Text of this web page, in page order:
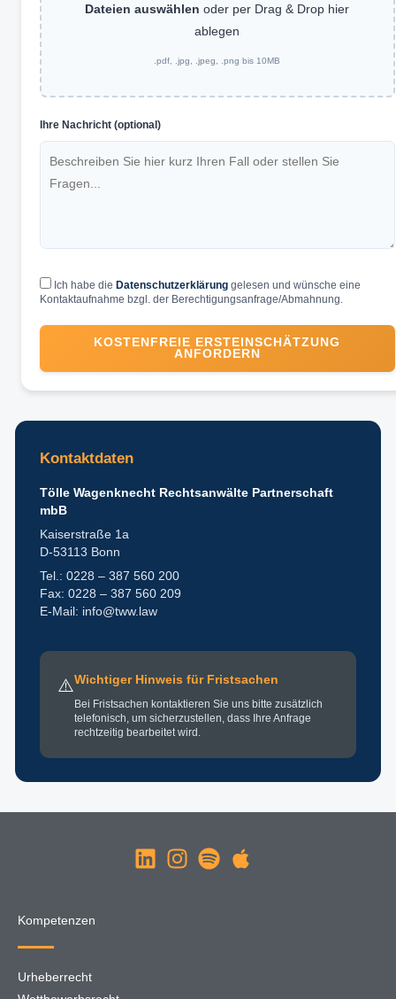
Dateien auswählen oder per Drag & Drop hier
ablegen
.pdf, .jpg, .jpeg, .png bis 10MB
Ihre Nachricht (optional)
Ich habe die Datenschutzerklärunggelesen und wünsche eine
Kontaktaufnahme bzgl. der Berechtigungsanfrage/Abmahnung.
KOSTENFREIE ERSTEINSCHÄTZUNG
ANFORDERN
Kontaktdaten
Tölle Wagenknecht Rechtsanwälte Partnerschaft
mbB
Kaiserstraße 1a
D-53113 Bonn
Tel.: 0228 – 387 560 200
Fax: 0228 – 387 560 209
E-Mail: info@tww.law
⚠️Wichtiger Hinweis für Fristsachen
Bei Fristsachen kontaktieren Sie uns bitte zusätzlich
telefonisch, um sicherzustellen, dass Ihre Anfrage
rechtzeitig bearbeitet wird.
Kompetenzen
Urheberrecht